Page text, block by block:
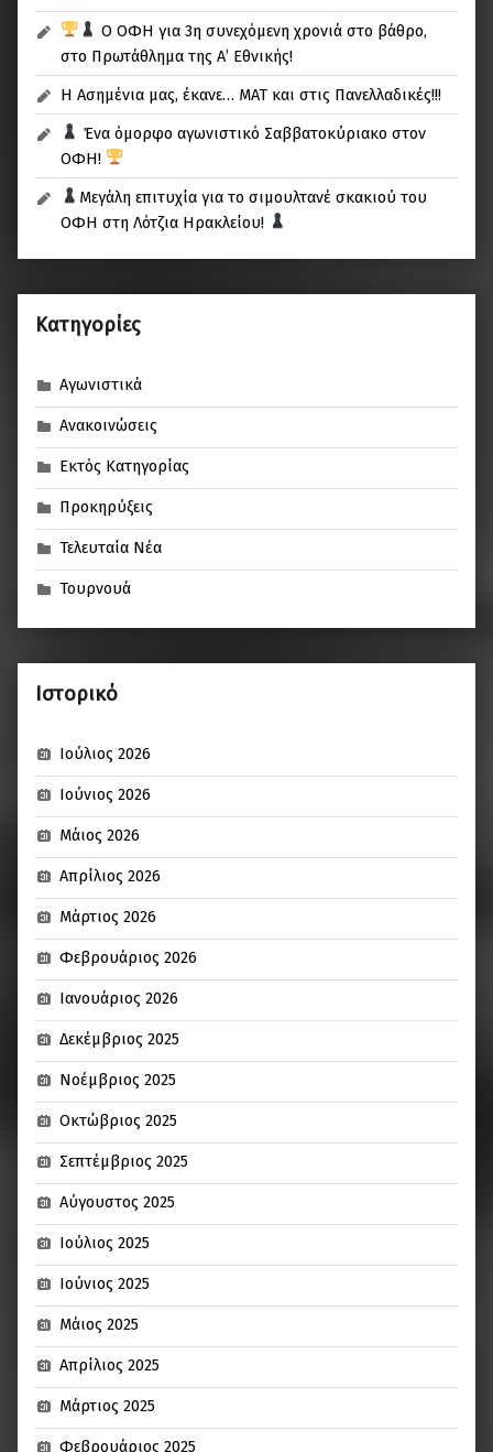
Ο ΟΦΗ για 3η συνεχόμενη χρονιά στο βάθρο,
στο Πρωτάθλημα της Α’ Εθνικής!
Η Ασημένια μας, έκανε… ΜΑΤ και στις Πανελλαδικές!!!
Ένα όμορφο αγωνιστικό Σαββατοκύριακο στον
ΟΦΗ!
Μεγάλη επιτυχία για το σιμουλτανέ σκακιού του
ΟΦΗ στη Λότζια Ηρακλείου!
Kατηγορίες
Αγωνιστικά
Ανακοινώσεις
Εκτός Κατηγορίας
Προκηρύξεις
Τελευταία Νέα
Τουρνουά
Ιστορικό
Ιούλιος 2026
Ιούνιος 2026
Μάιος 2026
Απρίλιος 2026
Μάρτιος 2026
Φεβρουάριος 2026
Ιανουάριος 2026
Δεκέμβριος 2025
Νοέμβριος 2025
Οκτώβριος 2025
Σεπτέμβριος 2025
Αύγουστος 2025
Ιούλιος 2025
Ιούνιος 2025
Μάιος 2025
Απρίλιος 2025
Μάρτιος 2025
Φεβρουάριος 2025